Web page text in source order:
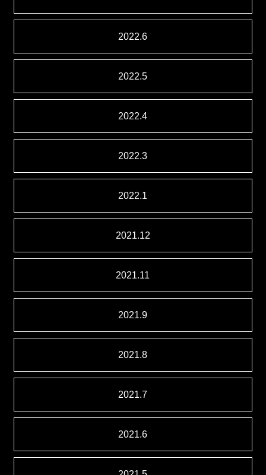
2022.6
2022.5
2022.4
2022.3
2022.1
2021.12
2021.11
2021.9
2021.8
2021.7
2021.6